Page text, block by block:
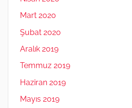
Mart 2020
Şubat 2020
Aralık 2019
Temmuz 2019
Haziran 2019
Mayıs 2019